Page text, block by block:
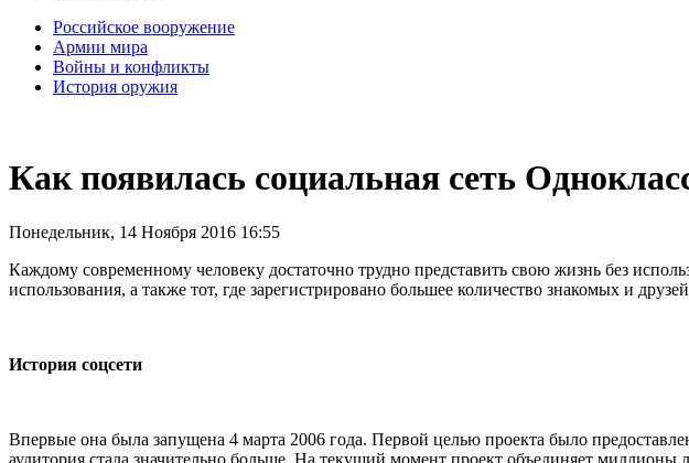
Российское вооружение
Армии мира
Войны и конфликты
История оружия
Как появилась социальная сеть
Понедельник, 14 Ноября 2016 16:55
Каждому современному человеку достаточно трудно представить свою жизнь без
использования, а также тот, где зарегистрировано большее количество знакомых и
История соцсети
Впервые она была запущена 4 марта 2006 года. Первой целью проекта было
аудитория стала значительно больше. На текущий момент проект объединяет